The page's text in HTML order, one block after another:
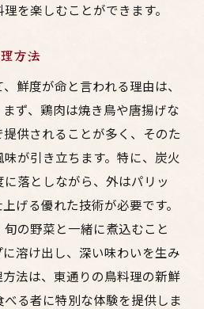
を楽しむことができます。
方法
鮮度が命と言われる理由は、
ず、鶏肉は焼き鳥や唐揚げな
供されることが多く、そのた
が引き立ちます。特に、炭火
落としながら、外はパリッ
げる優れた技術が必要です。
の野菜と一緒に煮込むこと
溶け出し、深い味わいを生み
法は、東通りの鳥料理の新鮮
る者に特別な体験を提供しま